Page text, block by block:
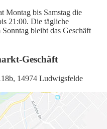
Montag bis Samstag die
21:00. Die tägliche
bleibt das Geschäft
Geschäft
14974 Ludwigsfelde